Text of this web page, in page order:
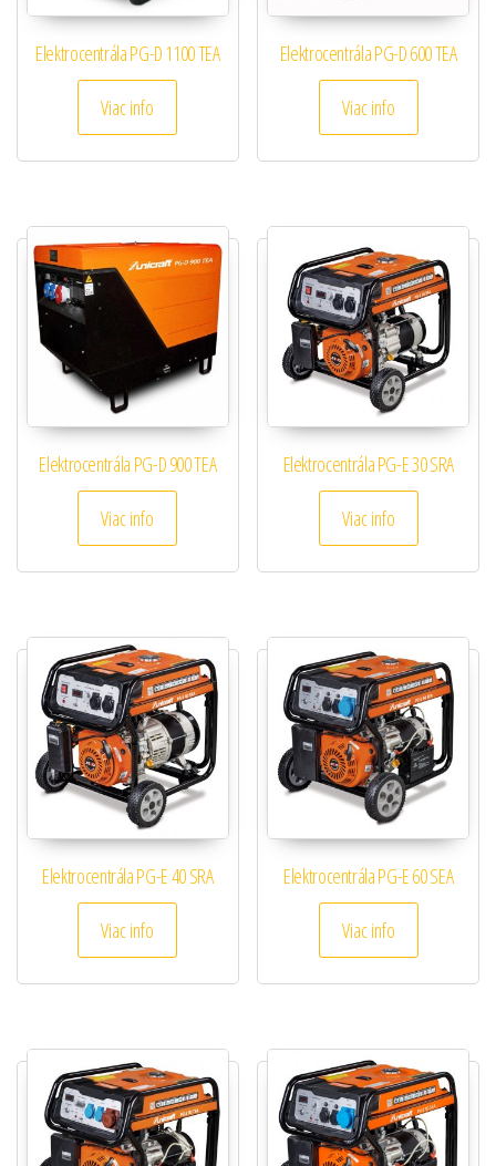
Elektrocentrála PG-D 1100 TEA
Viac info
Elektrocentrála PG-D 600 TEA
Viac info
Elektrocentrála PG-D 900 TEA
Viac info
Elektrocentrála PG-E 30 SRA
Viac info
Elektrocentrála PG-E 40 SRA
Viac info
Elektrocentrála PG-E 60 SEA
Viac info